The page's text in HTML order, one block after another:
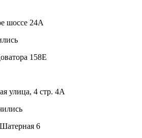
шоссе 24А
158Е
улица, 4 стр. 4А
6